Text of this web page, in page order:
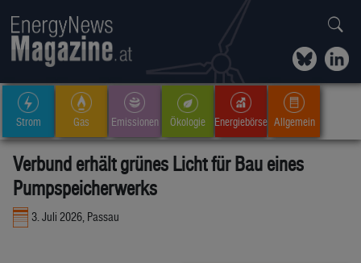
Strom Gas Emissionen Ökologie Energiebörse Allgemein
Verbund erhält grünes Licht für Bau eines
Pumpspeicherwerks
3. Juli 2026, Passau